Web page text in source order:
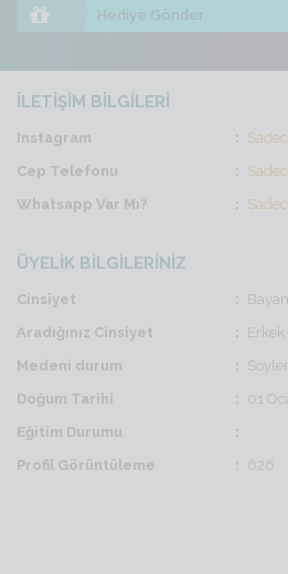
Hediye Gönder
İLETİŞİM BİLGİLERİ
Instagram
Cep Telefonu
Whatsapp Var Mı?
ÜYELİK BİLGİLERİNİZ
Cinsiyet
Bayan
Aradığınız Cinsiyet
Erkek
Medeni durum
Doğum Tarihi
01
Eğitim Durumu
Profil Görüntüleme
626